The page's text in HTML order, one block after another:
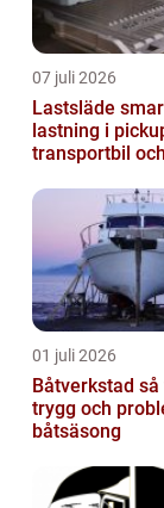
07 juli 2026
Lastsläde smartare
lastning i
transportbil
01 juli 2026
Båtverkstad så får du en
trygg och
båtsäsong